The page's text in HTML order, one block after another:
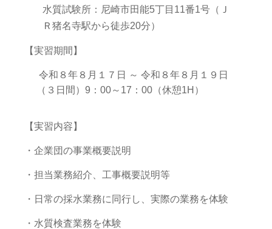
水質試験所：尼崎市田能5丁目11番1号（Ｊ
Ｒ猪名寺駅から徒歩20分）
【実習期間】
令和８年８月１７日 ～ 令和８年８月１９日
（３日間）9：00～17：00（休憩1H）
【実習内容】
・企業団の事業概要説明
・担当業務紹介、工事概要説明等
・日常の採水業務に同行し、実際の業務を体験
・水質検査業務を体験